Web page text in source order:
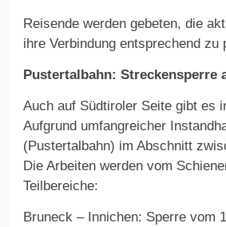
Reisende werden gebeten, die
ihre Verbindung entsprechend zu
Pustertalbahn: Streckensperre
Auch auf Südtiroler Seite gibt es
Aufgrund umfangreicher
(Pustertalbahn) im Abschnitt
Die Arbeiten werden vom
Teilbereiche:
Bruneck – Innichen: Sperre vom